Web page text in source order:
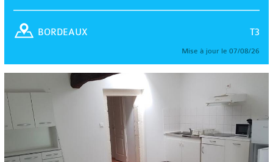
T3
BORDEAUX
Mise à jour le 07/08/26